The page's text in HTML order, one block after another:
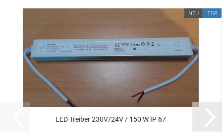
NEU TOP
LED Trei­ber 230V/24V / 150 W IP 67